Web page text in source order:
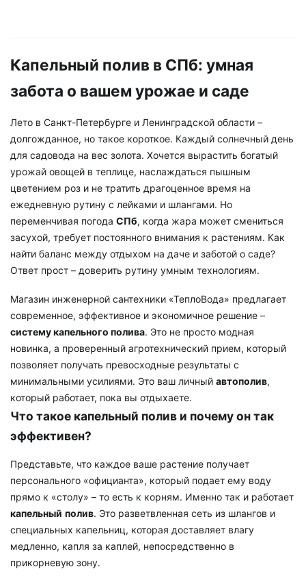
Капельный полив в СПб: умная
забота о вашем урожае и саде
Лето в Санкт-Петербурге и Ленинградской области –
долгожданное, но такое короткое. Каждый солнечный день
для садовода на вес золота. Хочется вырастить богатый
урожай овощей в теплице, наслаждаться пышным
цветением роз и не тратить драгоценное время на
ежедневную рутину с лейками и шлангами. Но
переменчивая погода СПб, когда жара может смениться
засухой, требует постоянного внимания к растениям. Как
найти баланс между отдыхом на даче и заботой о саде?
Ответ прост – доверить рутину умным технологиям.
Магазин инженерной сантехники «ТеплоВода» предлагает
современное, эффективное и экономичное решение –
систему капельного полива. Это не просто модная
новинка, а проверенный агротехнический прием, который
позволяет получать превосходные результаты с
минимальными усилиями. Это ваш личный автополив,
который работает, пока вы отдыхаете.
Что такое капельный полив и почему он так
эффективен?
Представьте, что каждое ваше растение получает
персонального «официанта», который подает ему воду
прямо к «столу» – то есть к корням. Именно так и работает
капельный полив. Это разветвленная сеть из шлангов и
специальных капельниц, которая доставляет влагу
медленно, капля за каплей, непосредственно в
прикорневую зону.